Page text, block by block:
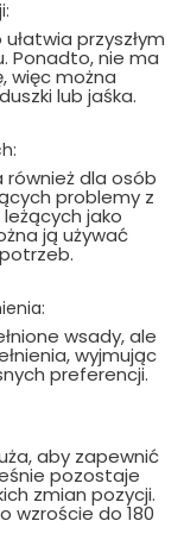
przyszłym
Ponadto, nie ma
więc można
lub jaśka.
dla osób
problemy z
jako
ją używać
wsady, ale
wyjmując
preferencji.
aby zapewnić
pozostaje
zmian pozycji.
wzroście do 180